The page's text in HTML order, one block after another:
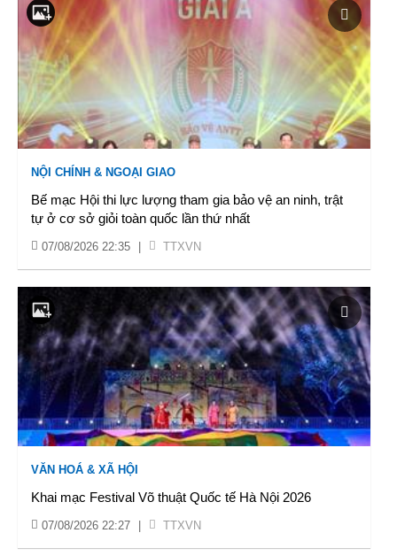
NỘI CHÍNH & NGOẠI GIAO
Bế mạc Hội thi lực lượng tham gia bảo vệ an ninh, trật
tự ở cơ sở giỏi toàn quốc lần thứ nhất
07/08/2026 22:35 TTXVN
VĂN HOÁ & XÃ HỘI
Khai mạc Festival Võ thuật Quốc tế Hà Nội 2026
07/08/2026 22:27 TTXVN